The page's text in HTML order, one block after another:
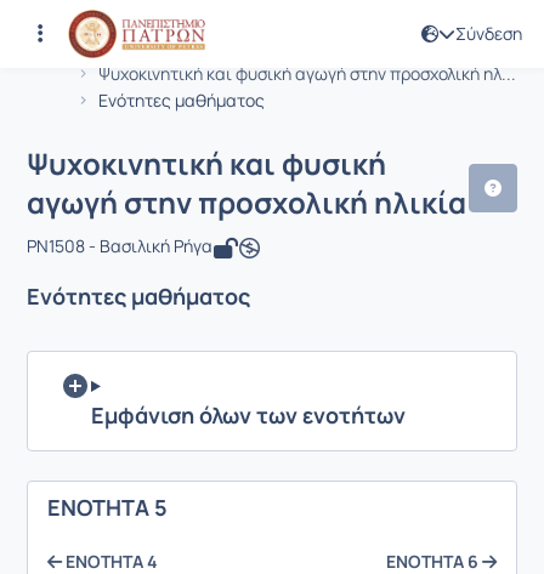
Σύνδεση
Αρχική Σελίδα
Ψυχοκινητική και φυσική αγωγή στην προσχολική ηλ...
Ενότητες μαθήματος
Μάθημα : Ψυχοκινητική και φυσική
Κωδικός : PN1508
Ψυχοκινητική και φυσική
αγωγή στην προσχολική ηλικία
PN1508 - Βασιλική Ρήγα
Ενότητες μαθήματος
Εμφάνιση όλων των ενοτήτων
ΕΝΟΤΗΤΑ 5
ΕΝΟΤΗΤΑ 4 ΕΝΟΤΗΤΑ 6